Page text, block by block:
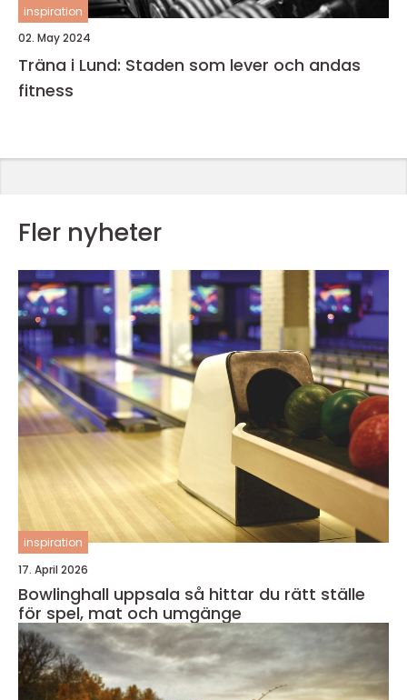
inspiration
02. May 2024
Träna i Lund: Staden som lever och andas
fitness
Fler nyheter
inspiration
17. April 2026
Bowlinghall uppsala så hittar du rätt ställe
för spel, mat och umgänge